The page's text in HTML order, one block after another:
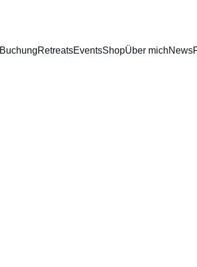
BuchungRetreatsEventsShopÜber michNews